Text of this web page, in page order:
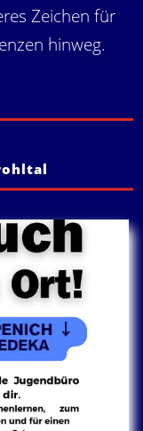
Zeichen für
hinweg.